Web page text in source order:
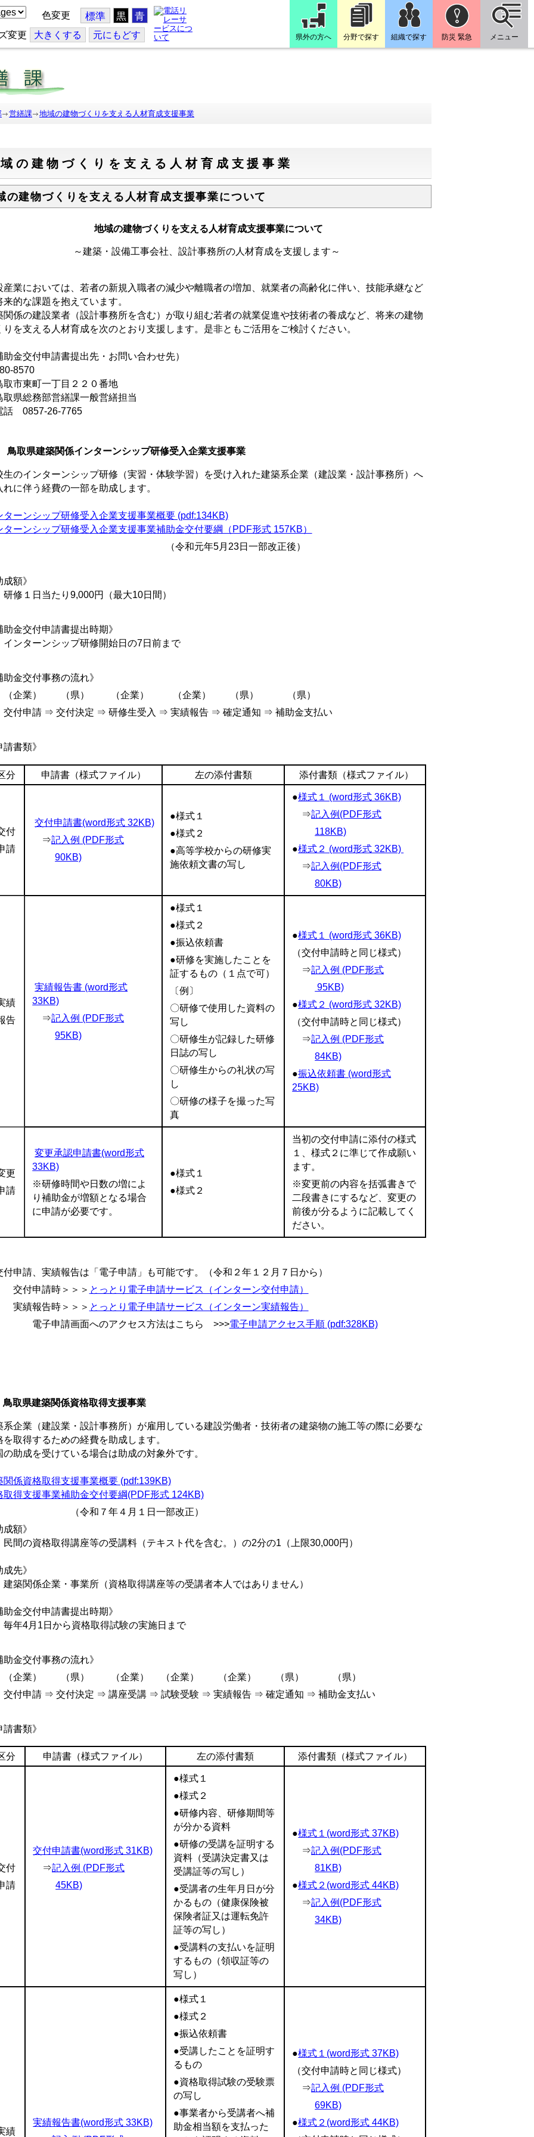
色変更 標準 黒 青
変更 大きくする 元にもどす 県外の方へ 分野で探す 組織で探す 防災 緊急 メニュー
営繕課 地域の建物づくりを支える人材育成支援事業
の建物づくりを支える人材育成支援事業
の建物づくりを支える人材育成支援事業について
地域の建物づくりを支える人材育成支援事業について
～建築・設備工事会社、設計事務所の人材育成を支援します～
産業においては、若者の新規入職者の減少や離職者の増加、就業者の高齢化に伴い、技能承継など
来的な課題を抱えています。
関係の建設業者（設計事務所を含む）が取り組む若者の就業促進や技術者の養成など、将来の建物
りを支える人材育成を次のとおり支援します。是非ともご活用をご検討ください。
助金交付申請書提出先・お問い合わせ先）
8570
市東町一丁目２２０番地
県総務部営繕課一般営繕担当
話 0857-26-7765
鳥取県建築関係インターンシップ研修受入企業支援事業
生のインターンシップ研修（実習・体験学習）を受け入れた建築系企業（建設業・設計事務所）へ
れに伴う経費の一部を助成します。
ターンシップ研修受入企業支援事業概要 (pdf:134KB)
ターンシップ研修受入企業支援事業補助金交付要綱（PDF形式 157KB）
令和元年5月23日一部改正後）
成額》
１日当たり9,000円（最大10日間）
助金交付申請書提出時期》
ターンシップ研修開始日の7日前まで
助金交付事務の流れ》
企業） （県） （企業） （企業） （県） （県）
申請 ⇒ 交付決定 ⇒ 研修生受入 ⇒ 実績報告 ⇒ 確定通知 ⇒ 補助金支払い
請書類》
分 申請書（様式ファイル） 左の添付書類 添付書類（様式ファイル）
付
請
交付申請書(word形式 32KB)
⇒記入例 (PDF形式
90KB)
●様式１
●様式２
●高等学校からの研修実
施依頼文書の写し
●様式１ (word形式 36KB)
⇒記入例(PDF形式
118KB)
●様式２ (word形式 32KB)
⇒記入例(PDF形式
80KB)
績
告
実績報告書 (word形式
33KB)
⇒記入例 (PDF形式
95KB)
●様式１
●様式２
●振込依頼書
●研修を実施したことを
証するもの（１点で可）
〔例〕
〇研修で使用した資料の
写し
〇研修生が記録した研修
日誌の写し
〇研修生からの礼状の写
し
〇研修の様子を撮った写
真
●様式１ (word形式 36KB)
（交付申請時と同じ様式）
⇒記入例 (PDF形式
95KB)
●様式２ (word形式 32KB)
（交付申請時と同じ様式）
⇒記入例 (PDF形式
84KB)
●振込依頼書 (word形式
25KB)
更
請
変更承認申請書(word形式
33KB)
※研修時間や日数の増によ
り補助金が増額となる場合
に申請が必要です。
●様式１
●様式２
当初の交付申請に添付の様式
１、様式２に準じて作成願い
ます。
※変更前の内容を括弧書きで
二段書きにするなど、変更の
前後が分るように記載してく
ださい。
申請、実績報告は「電子申請」も可能です。（令和２年１２月７日から）
申請時＞＞＞ とっとり電子申請サービス（インターン交付申請）
報告時＞＞＞ とっとり電子申請サービス（インターン実績報告）
申請画面へのアクセス方法はこちら >>>電子申請アクセス手順 (pdf:328KB)
取県建築関係資格取得支援事業
系企業（建設業・設計事務所）が雇用している建設労働者・技術者の建築物の施工等の際に必要な
を取得するための経費を助成します。
助成を受けている場合は助成の対象外です。
関係資格取得支援事業概要 (pdf:139KB)
取得支援事業補助金交付要綱(PDF形式 124KB)
令和７年４月１日一部改正）
成額》
の資格取得講座等の受講料（テキスト代を含む。）の2分の1（上限30,000円）
成先》
関係企業・事業所（資格取得講座等の受講者本人ではありません）
助金交付申請書提出時期》
4月1日から資格取得試験の実施日まで
助金交付事務の流れ》
企業） （県） （企業） （企業） （企業） （県） （県）
申請 ⇒ 交付決定 ⇒ 講座受講 ⇒ 試験受験 ⇒ 実績報告 ⇒ 確定通知 ⇒ 補助金支払い
請書類》
分 申請書（様式ファイル） 左の添付書類 添付書類（様式ファイル）
付
請
交付申請書(word形式 31KB)
⇒記入例 (PDF形式
45KB)
●様式１
●様式２
●研修内容、研修期間等
が分かる資料
●研修の受講を証明する
資料（受講決定書又は
受講証等の写し）
●受講者の生年月日が分
かるもの（健康保険被
保険者証又は運転免許
証等の写し）
●受講料の支払いを証明
するもの（領収証等の
写し）
●様式１(word形式 37KB)
⇒記入例(PDF形式
81KB)
●様式２(word形式 44KB)
⇒記入例(PDF形式
34KB)
績
実績報告書(word形式 33KB)
●様式１
●様式２
●振込依頼書
●受講したことを証明す
るもの
●資格取得試験の受験票
の写し
●事業者から受講者へ補
助金相当額を支払った
●様式１(word形式 37KB)
（交付申請時と同じ様式）
⇒記入例 (PDF形式
69KB)
●様式２(word形式 44KB)